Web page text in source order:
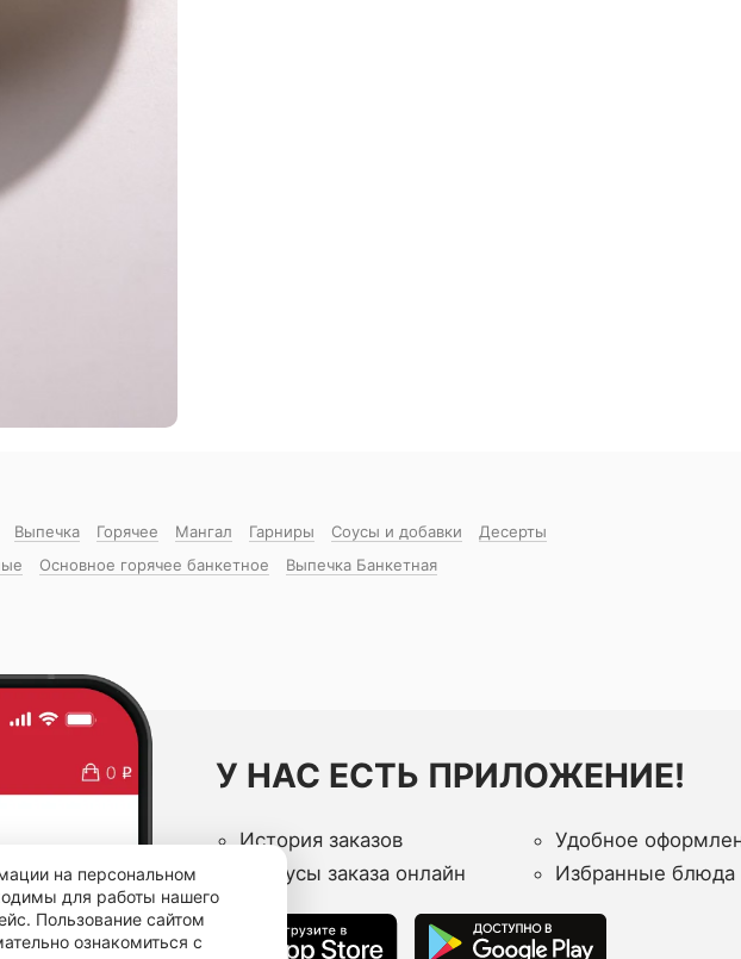
Выпечка Горячее Мангал Гарниры Соусы и добавки
Десерты
Основное горячее банкетное
Выпечка Банкетная
У НАС ЕСТЬ ПРИЛОЖЕНИЕ!
История заказов
Удобное
Статусы заказа онлайн
Избранные блюда
на персональном
для работы нашего
Пользование сайтом
ознакомиться с